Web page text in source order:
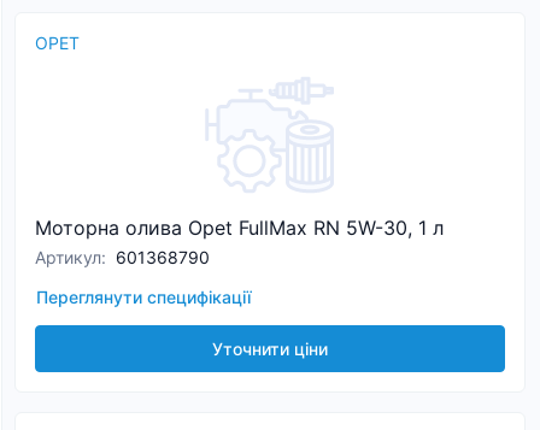
OPET
Моторна олива Opet FullMax RN 5W-30, 1 л
Артикул: 601368790
Переглянути специфікації
Уточнити ціни